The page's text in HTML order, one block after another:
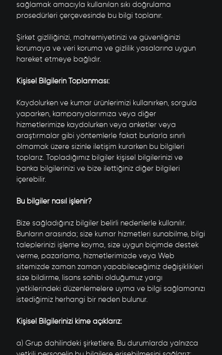
sağlamak amacıyla kullanılan sıkı doğrulama
prosedürleri çerçevesinde bu bilgi toplanır.
Şirket gizliliğinizi, mahremiyetinizi ve güvenliğinizi
korumaya ve veri koruma ve gizlilik yasalarına uygun
hareket etmeye bağlıdır.
Kişisel Bilgilerin Toplanması:
Kaydolurken ve kumar ürünlerimizi kullanırken, sorgula
yaparken, kampanyalarımıza veya diğer
hizmetlerimize kaydolurken veya anketler veya
araştırmalar gibi yöntemlerle fakat bunlarla sınırlı
olmamak üzere sizinle iletişim kurarken bu bilgileri
toplarız. Topladığımız bilgiler kişisel bilgilerinizi ve
banka bilgilerinizi ve bize ilettiğiniz diğer bilgileri
içerebilir.
Bu bilgiler nasıl işlenir?
Bize sağladığınız bilgiler belirli nedenlerle kullanılır.
Bunların arasında; size kumar hizmetleri sunabilme, bilgi
taleplerinizi işleme koyma, size uygun biçimde destek
verme, pazarlama, hizmetlerimizde veya Web
sitemizde zaman zaman yapabileceğimiz değişiklikleri
size bildirme, lisans sahibi olduğumuz yargı
yetkilerindeki düzenlemelere uyma ve bilgi sağlamanızı
istediğimiz herhangi bir neden bulunur.
Kişisel Bilgilerinizi kime açıklarız:
a) Grup dahilindeki şirketlere. Bu durumlarda yalnızca